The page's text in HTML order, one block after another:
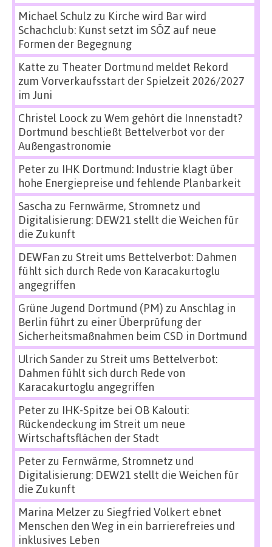
Michael Schulz zu Kirche wird Bar wird
Schachclub: Kunst setzt im SÖZ auf neue
Formen der Begegnung
Katte zu Theater Dortmund meldet Rekord
zum Vorverkaufsstart der Spielzeit 2026/2027
im Juni
Christel Loock zu Wem gehört die Innenstadt?
Dortmund beschließt Bettelverbot vor der
Außengastronomie
Peterzu IHK Dortmund: Industrie klagt über
hohe Energiepreise und fehlende Planbarkeit
Sascha zu Fernwärme, Stromnetz und
Digitalisierung: DEW21 stellt die Weichen für
die Zukunft
DEWFan zu Streit ums Bettelverbot: Dahmen
fühlt sich durch Rede von Karacakurtoglu
angegriffen
Grüne Jugend Dortmund (PM) zu Anschlag in
Berlin führt zu einer Überprüfung der
Sicherheitsmaßnahmen beim CSD in Dortmund
Ulrich Sanderzu Streit ums Bettelverbot:
Dahmen fühlt sich durch Rede von
Karacakurtoglu angegriffen
Peterzu IHK-Spitze bei OB Kalouti:
Rückendeckung im Streit um neue
Wirtschaftsflächen der Stadt
Peterzu Fernwärme, Stromnetz und
Digitalisierung: DEW21 stellt die Weichen für
die Zukunft
Marina Melzerzu Siegfried Volkert ebnet
Menschen den Weg in ein barrierefreies und
inklusives Leben